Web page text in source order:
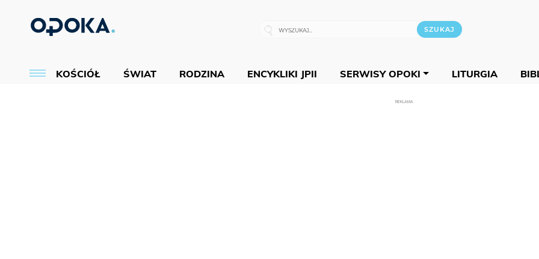
KOŚCIÓŁ ŚWIAT RODZINA ENCYKLIKI JPII SERWISY OPOKI LITURGIA
REKLAMA